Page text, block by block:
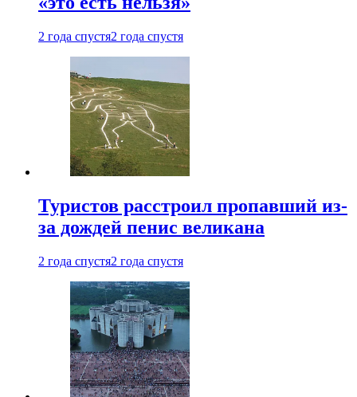
2 года спустя2 года спустя
Туристов расстроил пропавший из-
за дождей пенис великана
2 года спустя2 года спустя